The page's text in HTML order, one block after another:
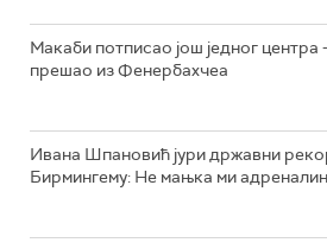
Макаби потписао још једног центра
прешао из Фенербахчеа
Ивана Шпановић јури државни
Бирмингему: Не мањка ми